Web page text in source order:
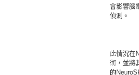
會影響腦
偵測。
此情況在
術，並將
的